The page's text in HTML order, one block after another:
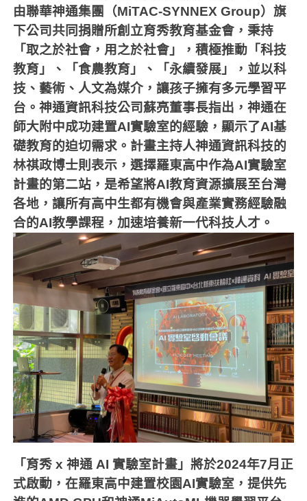
由聯華神通集團（MiTAC-SYNNEX Group）旗
下公司共同捐贈所創立育秀教育基金會，秉持
「取之於社會，用之於社會」，積極推動「科技
教育」、「食農教育」、「永續發展」，並以科
技、藝術、人文為媒介，讓孩子擁有多元學習平
台。神通資訊科技公司蘇亮董事長指出，神通在
師大附中成功建置AI實驗室的經驗，顯示了AI基
礎教育的迫切需求。計畫主持人神通資訊科技的
林祺政博士則表示，選擇羅東高中作為AI實驗室
計畫的第二站，是希望將AI教育資源擴展至台灣
各地，讓所有高中生都有機會與產業實務經驗融
合的AI教學課程，加速培養新一代科技人才。
「育秀 x神通 AI 實驗室計畫」將於2024年7月正
式啟動，在羅東高中建置校園AI實驗室，提供先